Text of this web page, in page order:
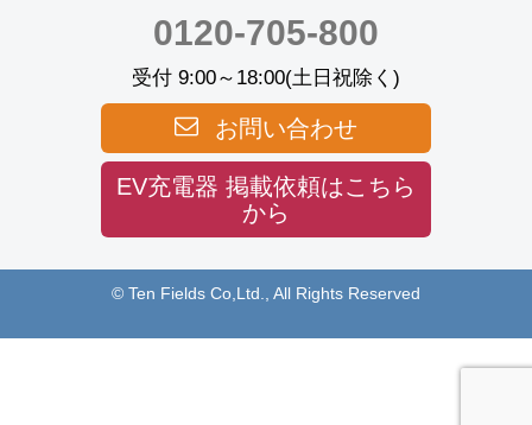
0120-705-800
受付 9:00～18:00(土日祝除く)
お問い合わせ
EV充電器 掲載依頼はこちら
から
© Ten Fields Co,Ltd., All Rights Reserved